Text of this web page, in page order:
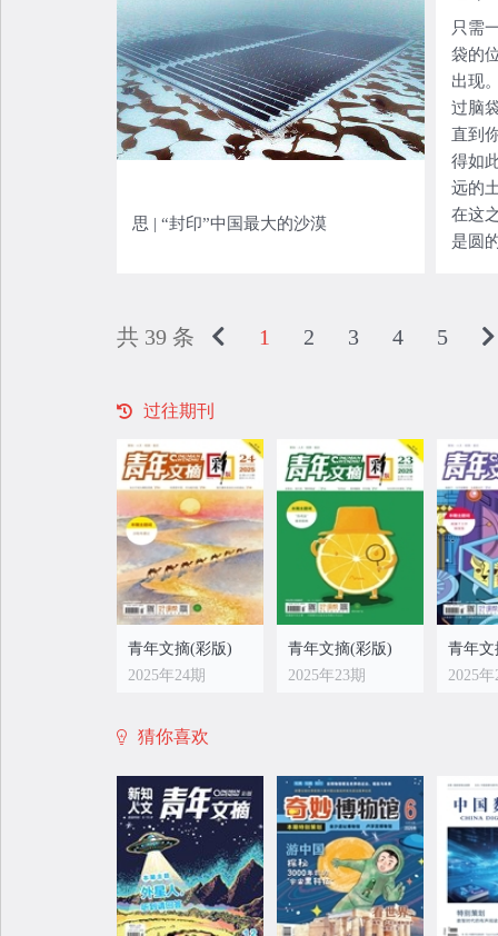
思 | “封印”中国最大的沙漠
只需
袋的
出现
过脑
直到
得如
远的
在这
是圆
处处
共 39 条 1 2 3 4 5
过往期刊
青年文摘(彩版)
2025年24期
青年文摘(彩版)
2025年23期
青年
2025年
青年文摘(彩版)
青年文摘(彩版)
青年
猜你喜欢